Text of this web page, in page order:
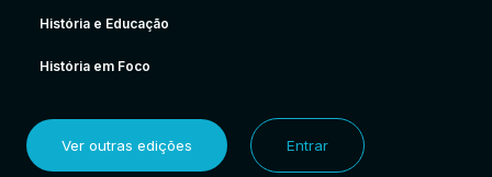
História e Educação
História em Foco
Ver outras edições Entrar